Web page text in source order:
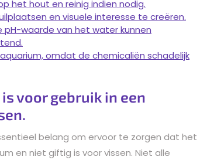
het hout en reinig indien nodig.
en visuele interesse te creëren.
waarde van het water kunnen
omdat de chemicaliën schadelijk
voor gebruik in een
belang om ervoor te zorgen dat het
en niet giftig is voor vissen. Niet alle